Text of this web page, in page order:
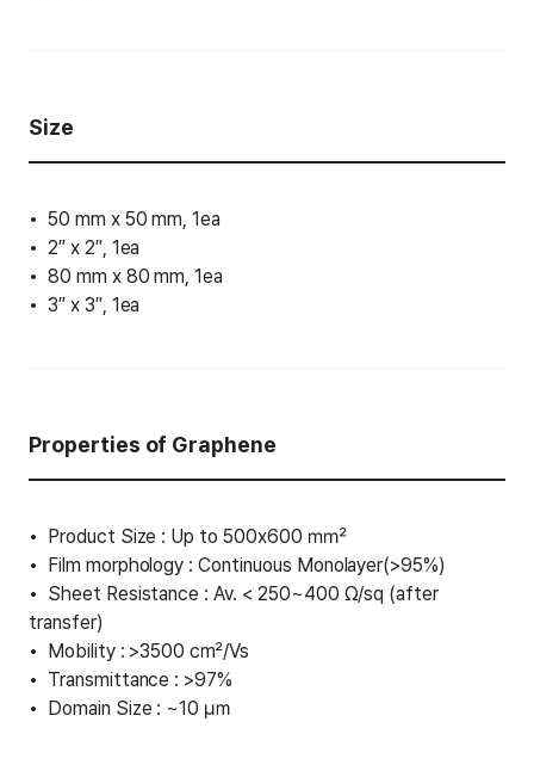
Size
50 mm x 50 mm, 1ea
2″ x 2″, 1ea
80 mm x 80 mm, 1ea
3″ x 3″, 1ea
Properties of Graphene
Product Size : Up to 500x600 ㎟
Film morphology : Continuous Monolayer(>95%)
Sheet Resistance : Av. < 250~400 Ω/sq (after
transfer)
Mobility : >3500 ㎠/Vs
Transmittance : >97%
Domain Size : ~10 ㎛